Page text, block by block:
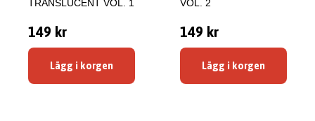
TRANSLUCENT VOL. 1
149 kr
Lägg i korgen
VOL. 2
149 kr
Lägg i korgen